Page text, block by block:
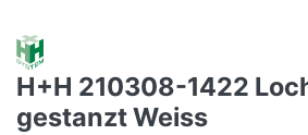
H+H 210308-1422
gestanzt Weiss